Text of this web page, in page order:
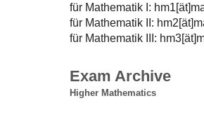
für Mathematik I:
für Mathematik II:
für Mathematik III:
Exam Archive
Higher Mathematics